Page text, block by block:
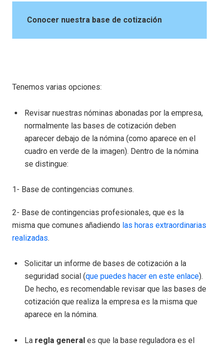
Conocer nuestra base de cotización
Tenemos varias opciones:
Revisar nuestras nóminas abonadas por la empresa,
normalmente las bases de cotización deben
aparecer debajo de la nómina (como aparece en el
cuadro en verde de la imagen). Dentro de la nómina
se distingue:
1- Base de contingencias comunes.
2- Base de contingencias profesionales, que es la
misma que comunes añadiendo las horas extraordinarias
realizadas.
Solicitar un informe de bases de cotización a la
seguridad social (que puedes hacer en este enlace).
De hecho, es recomendable revisar que las bases de
cotización que realiza la empresa es la misma que
aparece en la nómina.
La regla general es que la base reguladora es el